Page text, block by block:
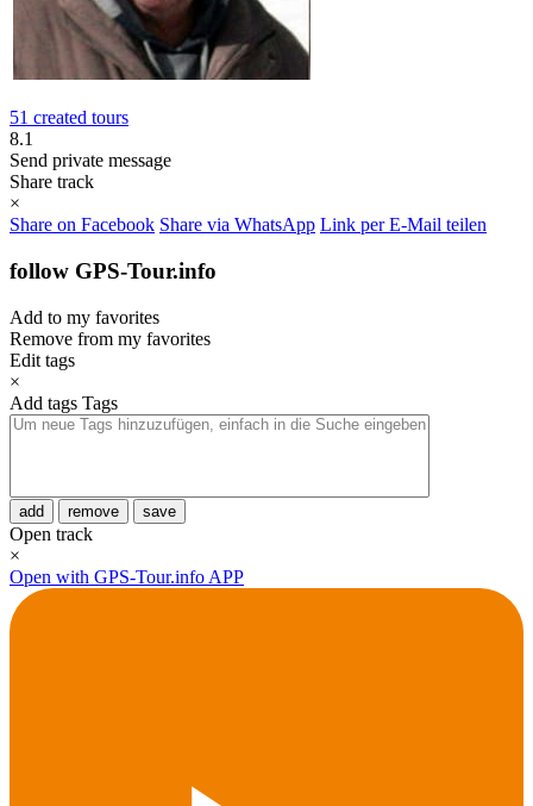
51 created tours
8.1
Send private message
Share track
×
Share on Facebook Share via WhatsApp Link per E-Mail teilen
follow GPS-Tour.info
Add to my favorites
Remove from my favorites
Edit tags
×
Add tags Tags
add remove save
Open track
×
Open with GPS-Tour.info APP